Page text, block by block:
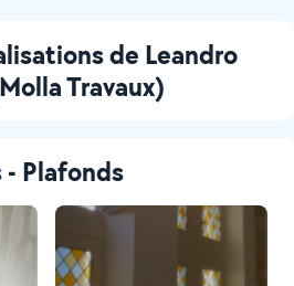
de Leandro
Travaux)
Plafonds